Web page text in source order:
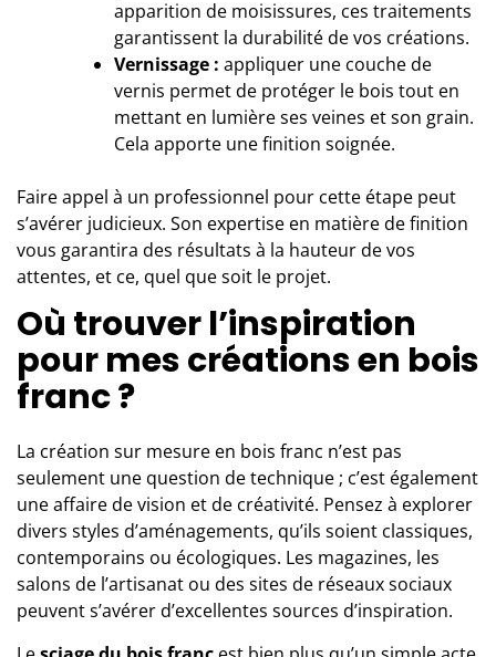
apparition de moisissures, ces traitements
garantissent la durabilité de vos créations.
Vernissage : appliquer une couche de
vernis permet de protéger le bois tout en
mettant en lumière ses veines et son grain.
Cela apporte une finition soignée.
Faire appel à un professionnel pour cette étape peut
s’avérer judicieux. Son expertise en matière de finition
vous garantira des résultats à la hauteur de vos
attentes, et ce, quel que soit le projet.
Où trouver l’inspiration
pour mes créations en bois
franc ?
La création sur mesure en bois franc n’est pas
seulement une question de technique ; c’est également
une affaire de vision et de créativité. Pensez à explorer
divers styles d’aménagements, qu’ils soient classiques,
contemporains ou écologiques. Les magazines, les
salons de l’artisanat ou des sites de réseaux sociaux
peuvent s’avérer d’excellentes sources d’inspiration.